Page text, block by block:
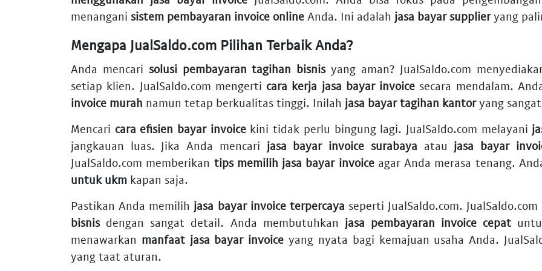
menangani sistem pembayaran invoice online Anda. Ini adalah jasa bayar supplieryang
Mengapa JualSaldo.com Pilihan Terbaik Anda?
Anda mencari solusi pembayaran tagihan bisnisyang aman? JualSaldo.com
setiap klien. JualSaldo.com mengerti cara kerja jasa bayar invoice secara mendalam.
invoice murah namun tetap berkualitas tinggi. Inilah jasa bayar tagihan kantoryang
Mencari cara efisien bayar invoicekini tidak perlu bingung lagi. JualSaldo.com melayani
jangkauan luas. Jika Anda mencari jasa bayar invoice surabaya atau jasa bayar
JualSaldo.com memberikan tips memilih jasa bayar invoiceagar Anda merasa tenang.
untuk ukm kapan saja.
Pastikan Anda memilih jasa bayar invoice terpercaya seperti JualSaldo.com.
bisnisdengan sangat detail. Anda membutuhkan jasa pembayaran invoice cepat
menawarkan manfaat jasa bayar invoice yang nyata bagi kemajuan usaha Anda.
yang taat aturan.